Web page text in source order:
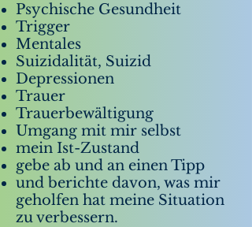
Psychische Gesundheit
Trigger
Mentales
Suizidalität, Suizid
Depressionen
Trauer
Trauerbewältigung
Umgang mit mir selbst
mein Ist-Zustand
gebe ab und an einen Tipp
und berichte davon, was mir
geholfen hat meine Situation
zu verbessern.